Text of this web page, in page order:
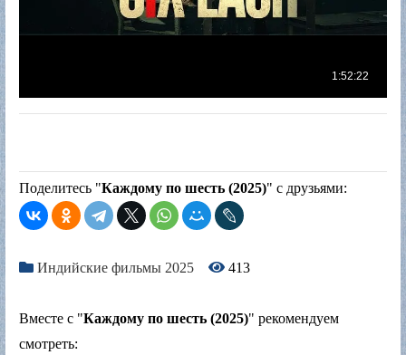
Поделитесь "Каждому по шесть (2025)" с друзьями:
Индийские фильмы 2025 413
Вместе с "Каждому по шесть (2025)" рекомендуем
смотреть: